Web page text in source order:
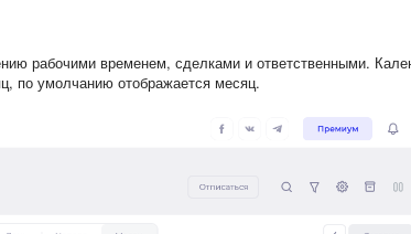
рабочими временем, сделками и ответственными.
по умолчанию отображается месяц.